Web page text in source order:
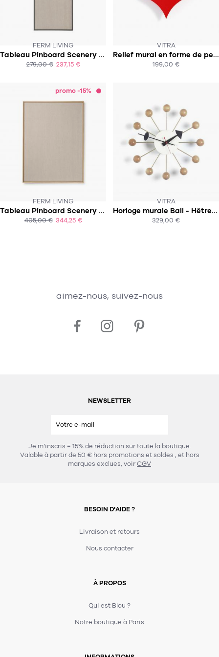
FERM LIVING
Tableau Pinboard Scenery - Narrow - Frêne teinté noir
279,00 € 237,15 €
SOUS 4-5 SEMAINES
ACHAT EXPRESS
VITRA
Relief mural en forme de petit coeur rouge / Metal Wall Relief Little Heart - Rouge
199,00 €
SOUS 8 SEMAINES
ACHAT EXPRESS
promo -15%
FERM LIVING
Tableau Pinboard Scenery - Large - Chêne naturel
405,00 € 344,25 €
CE PRODUIT N'EST PLUS EN STOCK
:-(
ACHAT EXPRESS
VITRA
Horloge murale Ball - Hêtre naturel
329,00 €
SOUS 3-5 SEMAINES
ACHAT EXPRESS
aimez-nous, suivez-nous
NEWSLETTER
Je m’inscris = 15% de réduction sur toute la boutique.
Valable à partir de 50 € hors promotions et soldes , et hors
marques exclues, voirCGV
BESOIN D'AIDE ?
Livraison et retours
Nous contacter
À PROPOS
Qui est Blou ?
Notre boutique à Paris